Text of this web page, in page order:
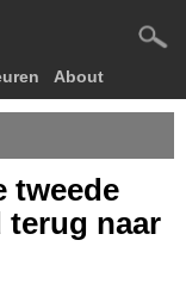
About
tweede
terug naar